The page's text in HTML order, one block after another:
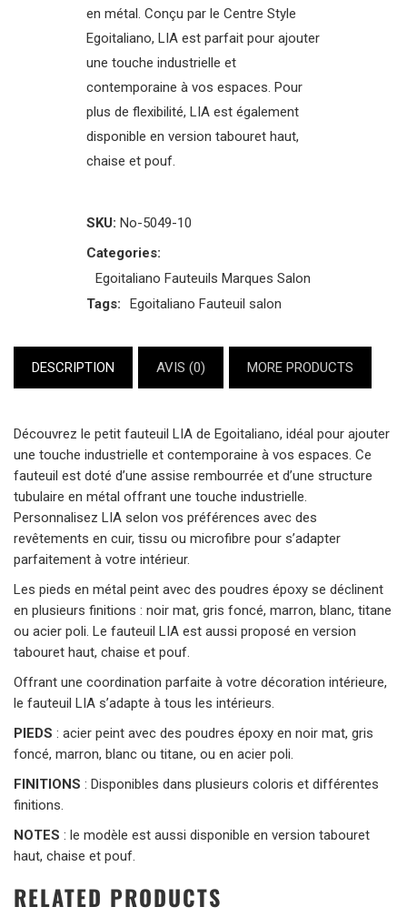
en métal. Conçu par le Centre Style
Egoitaliano, LIA est parfait pour ajouter
une touche industrielle et
contemporaine à vos espaces. Pour
plus de flexibilité, LIA est également
disponible en version tabouret haut,
chaise et pouf.
SKU: No-5049-10
Categories:
Egoitaliano Fauteuils Marques Salon
Tags:
Egoitaliano Fauteuil salon
DESCRIPTION AVIS (0) MORE PRODUCTS
Découvrez le petit fauteuil LIA de Egoitaliano, idéal pour ajouter
une touche industrielle et contemporaine à vos espaces. Ce
fauteuil est doté d’une assise rembourrée et d’une structure
tubulaire en métal offrant une touche industrielle.
Personnalisez LIA selon vos préférences avec des
revêtements en cuir, tissu ou microfibre pour s’adapter
parfaitement à votre intérieur.
Les pieds en métal peint avec des poudres époxy se déclinent
en plusieurs finitions : noir mat, gris foncé, marron, blanc, titane
ou acier poli. Le fauteuil LIA est aussi proposé en version
tabouret haut, chaise et pouf.
Offrant une coordination parfaite à votre décoration intérieure,
le fauteuil LIA s’adapte à tous les intérieurs.
PIEDS : acier peint avec des poudres époxy en noir mat, gris
foncé, marron, blanc ou titane, ou en acier poli.
FINITIONS : Disponibles dans plusieurs coloris et différentes
finitions.
NOTES : le modèle est aussi disponible en version tabouret
haut, chaise et pouf.
RELATED PRODUCTS